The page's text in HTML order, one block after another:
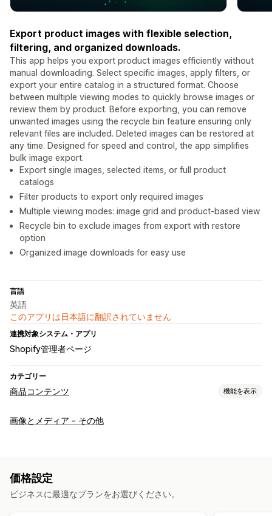
Export product images with flexible selection,
filtering, and organized downloads.
This app helps you export product images efficiently without
manual downloading. Select specific images, apply filters, or
export your entire catalog in a structured format. Choose
between multiple viewing modes to quickly browse images or
review them by product. Before exporting, you can remove
unwanted images using the recycle bin feature ensuring only
relevant files are included. Deleted images can be restored at
any time. Designed for speed and control, the app simplifies
bulk image export.
Export single images, selected items, or full product
catalogs
Filter products to export only required images
Multiple viewing modes: image grid and product-based view
Recycle bin to exclude images from export with restore
option
Organized image downloads for easy use
言語
英語
このアプリは日本語に翻訳されていません
連携対象システム・アプリ
Shopify管理者ページ
カテゴリー
商品コンテンツ 機能を表示
コンテンツタイプ
画像とメディア - その他
価格設定
ビジネスに最適なプランをお選びください。